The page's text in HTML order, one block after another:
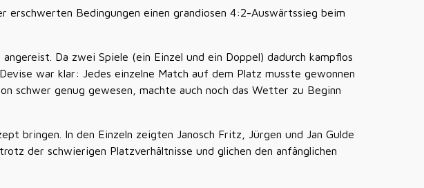
Bedingungen einen grandiosen 4:2-Auswärtssieg beim
Da zwei Spiele (ein Einzel und ein Doppel) dadurch kampflos
war klar: Jedes einzelne Match auf dem Platz musste gewonnen
schwer genug gewesen, machte auch noch das Wetter zu Beginn
bringen. In den Einzeln zeigten Janosch Fritz, Jürgen und Jan Gulde
der schwierigen Platzverhältnisse und glichen den anfänglichen